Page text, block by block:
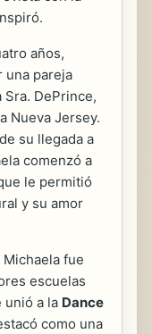
años,
una pareja
DePrince,
Nueva Jersey.
su llegada a
comenzó a
le permitió
y su amor
fue
escuelas
unió a la Dance
como una